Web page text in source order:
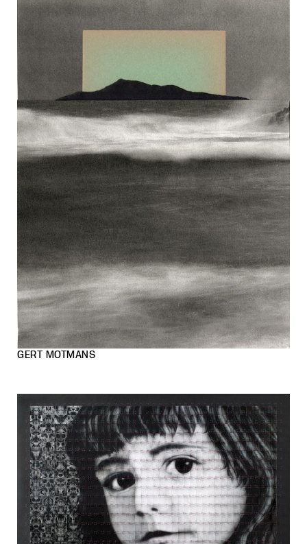
GERT MOTMANS